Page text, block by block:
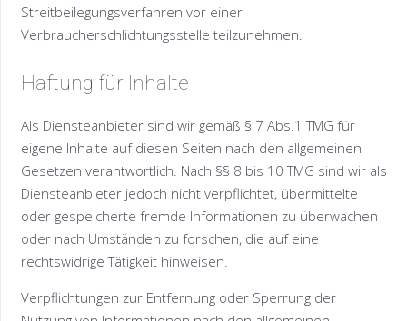
Streitbeilegungsverfahren vor einer
Verbraucherschlichtungsstelle teilzunehmen.
Haftung für Inhalte
Als Diensteanbieter sind wir gemäß § 7 Abs.1 TMG für
eigene Inhalte auf diesen Seiten nach den allgemeinen
Gesetzen verantwortlich. Nach §§ 8 bis 10 TMG sind wir als
Diensteanbieter jedoch nicht verpflichtet, übermittelte
oder gespeicherte fremde Informationen zu überwachen
oder nach Umständen zu forschen, die auf eine
rechtswidrige Tätigkeit hinweisen.
Verpflichtungen zur Entfernung oder Sperrung der